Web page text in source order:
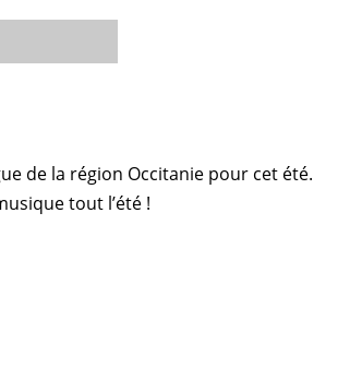
de la région Occitanie pour cet été.
tout l’été !